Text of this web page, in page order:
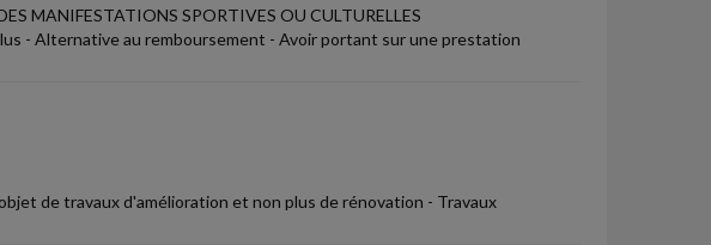
MANIFESTATIONS SPORTIVES OU CULTURELLES
- Alternative au remboursement - Avoir portant sur une prestation
de travaux d'amélioration et non plus de rénovation - Travaux